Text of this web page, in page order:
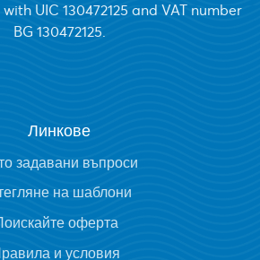
UIC 130472125 and VAT number
BG 130472125.
Линкове
задавани въпроси
на шаблони
оферта
и условия